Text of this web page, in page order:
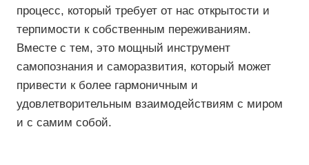
процесс, который требует от нас открытости и
терпимости к собственным переживаниям.
Вместе с тем, это мощный инструмент
самопознания и саморазвития, который может
привести к более гармоничным и
удовлетворительным взаимодействиям с миром
и с самим собой.